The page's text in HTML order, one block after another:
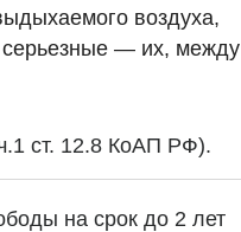
воздуха,
серьезные — их, между
ст. 12.8 КоАП РФ).
на срок до 2 лет